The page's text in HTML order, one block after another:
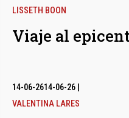
LISSETH BOON
Viaje al
14-06-2614-06-26
VALENTINA LARES